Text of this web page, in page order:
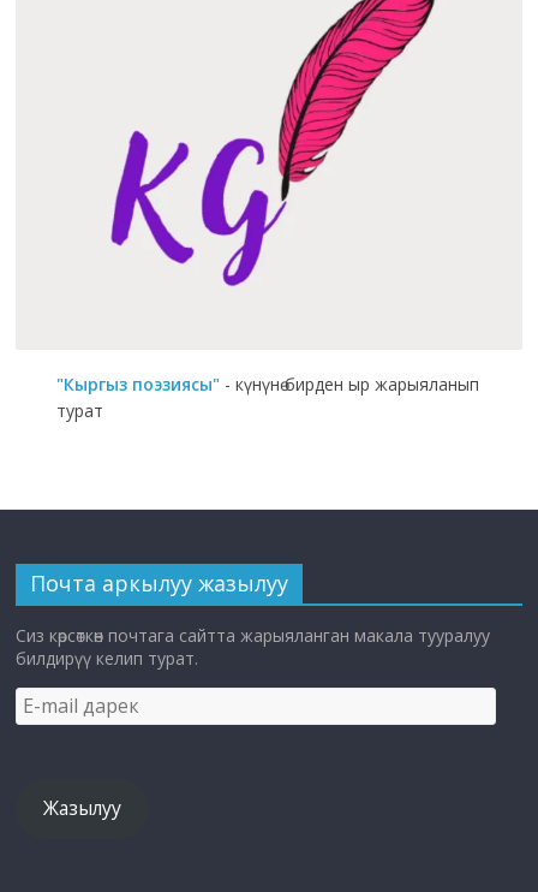
"Кыргыз поэзиясы" - күнүнө бирден ыр жарыяланып
турат
Почта аркылуу жазылуу
Сиз көрсөткөн почтага сайтта жарыяланган макала тууралуу
билдирүү келип турат.
E-
mail
Жазылуу